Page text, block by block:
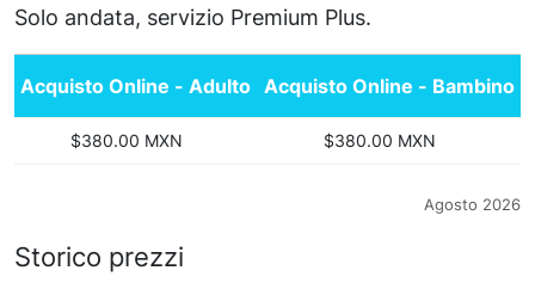
Solo andata, servizio Premium Plus.
Acquisto Online - Adulto Acquisto Online - Bambino
$380.00 MXN $380.00 MXN
Agosto 2026
Storico prezzi